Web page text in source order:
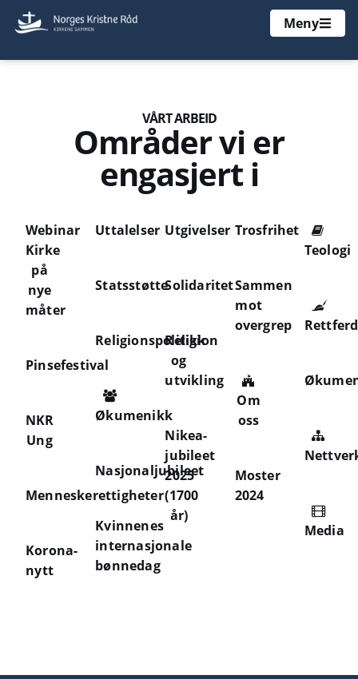
Meny
VÅRT ARBEID
Områder vi er
engasjert i
Webinar
Kirke
på
nye
måter
Uttalelser Utgivelser Trosfrihet
Teologi
StatsstøtteSolidaritetSammen
mot
overgrep
Religionspolitikk
Religion
og
utvikling
Pinsefestival
Om
oss
Økumenikk
NKR
Ung
Nikea-
jubileet
2025
(1700
år)
Nasjonaljubileet
Moster
2024
Menneskerettigheter
Media
Kvinnenes
internasjonale
bønnedag
Korona-
nytt